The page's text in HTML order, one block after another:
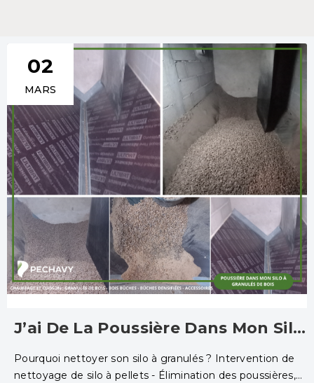
02
MARS
J’ai De La Poussière Dans Mon Silo
Nettoyage ?
Pourquoi nettoyer son silo à granulés ? Intervention de
nettoyage de silo à pellets - Élimination des poussières,